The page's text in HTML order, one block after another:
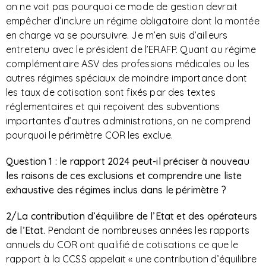
on ne voit pas pourquoi ce mode de gestion devrait
empêcher d’inclure un régime obligatoire dont la montée
en charge va se poursuivre. Je m’en suis d’ailleurs
entretenu avec le président de l’ERAFP. Quant au régime
complémentaire ASV des professions médicales ou les
autres régimes spéciaux de moindre importance dont
les taux de cotisation sont fixés par des textes
réglementaires et qui reçoivent des subventions
importantes d’autres administrations, on ne comprend
pourquoi le périmètre COR les exclue.
Question 1 : le rapport 2024 peut-il préciser à nouveau
les raisons de ces exclusions et comprendre une liste
exhaustive des régimes inclus dans le périmètre ?
2/La contribution d’équilibre de l’Etat et des opérateurs
de l’Etat. Pendant de nombreuses années les rapports
annuels du COR ont qualifié de cotisations ce que le
rapport à la CCSS appelait « une contribution d’équilibre